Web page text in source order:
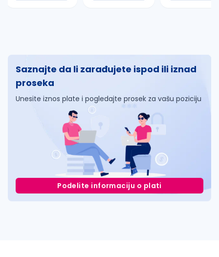
Saznajte da li zarađujete ispod ili iznad
proseka
Unesite iznos plate i pogledajte prosek za vašu poziciju
Podelite informaciju o plati